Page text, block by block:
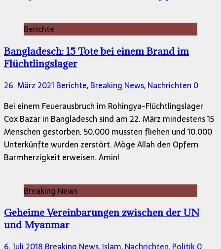
Berichte
Bangladesch: 15 Tote bei einem Brand im
Flüchtlingslager
26. März 2021 Berichte,Breaking News,Nachrichten 0
Bei einem Feuerausbruch im Rohingya-Flüchtlingslager
Cox Bazar in Bangladesch sind am 22. März mindestens 15
Menschen gestorben. 50.000 mussten fliehen und 10.000
Unterkünfte wurden zerstört. Möge Allah den Opfern
Barmherzigkeit erweisen. Amin!
Breaking News
Geheime Vereinbarungen zwischen der UN
und Myanmar